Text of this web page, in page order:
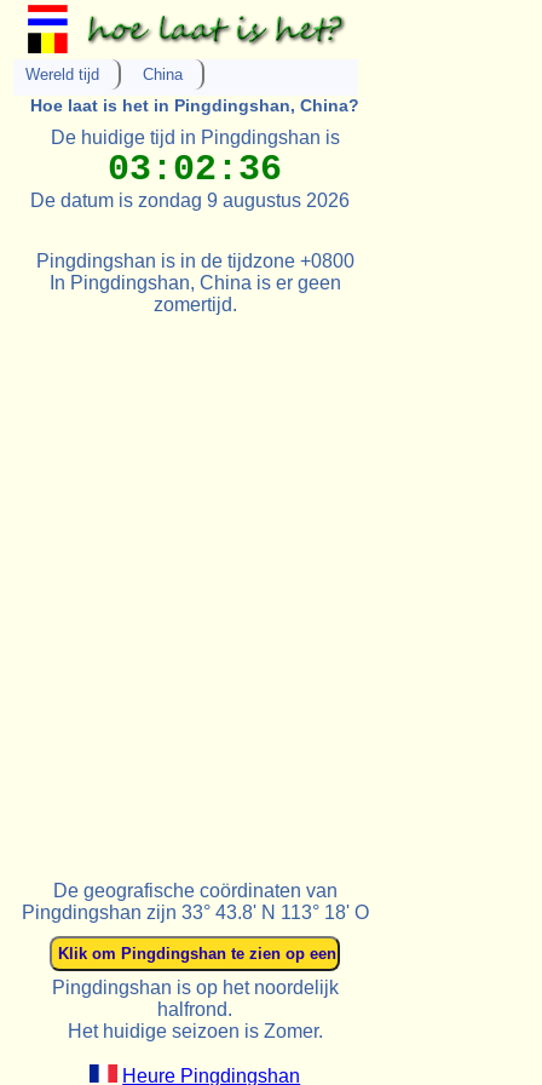
Wereld tijd China
Hoe laat is het in Pingdingshan, China?
De huidige tijd in Pingdingshan is
03:02:36
De datum is zondag 9 augustus 2026
Pingdingshan is in de tijdzone +0800
In Pingdingshan, China is er geen
zomertijd.
De geografische coördinaten van
Pingdingshan zijn 33° 43.8' N 113° 18' O
Pingdingshan is op het noordelijk
halfrond.
Het huidige seizoen is Zomer.
Heure Pingdingshan